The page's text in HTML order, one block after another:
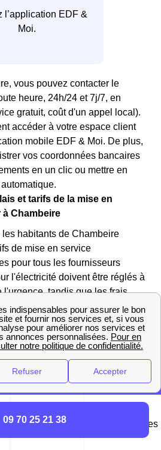
l’application EDF &
Moi.
vous pouvez contacter le
heure, 24h/24 et 7j/7, en
gratuit, coût d'un appel local).
accéder à votre espace client
mobile EDF & Moi. De plus,
vos coordonnées bancaires
en un clic ou mettre en
et tarifs de la mise en
Chambeire
habitants de Chambeire
de mise en service
pour tous les fournisseurs
l'électricité doivent être réglés à
l'urgence, tandis que les frais
auprès de GRDF.
les différentes mises
(21110) :
en service d'électricité
1,75€ 24-48 heures
09 70 25 21 38